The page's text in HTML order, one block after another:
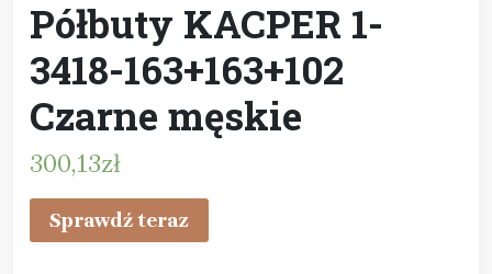
Półbuty KACPER 1-
3418-163+163+102
Czarne męskie
300,13zł
Sprawdź teraz